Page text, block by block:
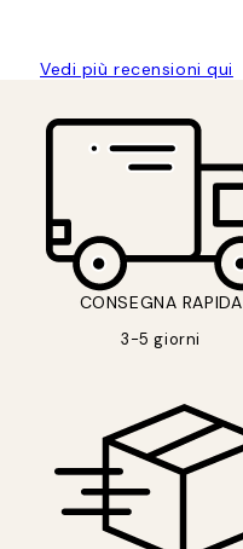
Vedi più recensioni qui
CONSEGNA RAPIDA
3-5 giorni